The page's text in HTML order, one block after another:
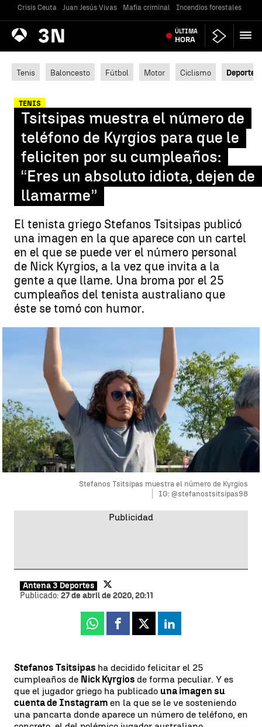
Crisis Ceuta Juan Jesús Vivas Mafia criminal Incendios forestales
Antena
3 Noticias ÚLTIMA
HORA
Tenis Baloncesto Fútbol Motor Ciclismo Deportes
TENIS
Tsitsipas muestra el número de
teléfono de Kyrgios para que le
feliciten por su cumpleaños:
“Eres un absoluto idiota, dejen de
llamarme”
El tenista griego Stefanos Tsitsipas publicó
una imagen en la que aparece con un cartel
en el que se puede ver el número personal
de Nick Kyrgios, a la vez que invita a la
gente a que llame. Una broma por el 25
cumpleaños del tenista australiano que
éste se tomó con humor.
Stefanos Tsitsipas muestra el número de Kyrgios
IG: @stefanostsitsipas98
Antena 3 Deportes
Publicado: 27 de abril de 2020, 20:11
Whatsapp
Facebook
X Linkedin
Stefanos Tsitsipas ha decidido felicitar el 25
cumpleaños de Nick Kyrgios de forma peculiar. Y es
que el jugador griego ha publicado una imagen su
cuenta de Instagram en la que se le ve sosteniendo
una pancarta donde aparece un número de teléfono, en